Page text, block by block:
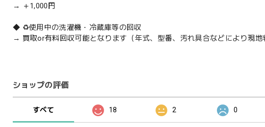
→ ＋1,000円
◆ ♻️使用中の洗濯機・冷蔵庫等の回収
→ 買取or有料回収可能となります（年式、型番、汚れ具合などにより現地
ショップの評価
すべて 18 2 0